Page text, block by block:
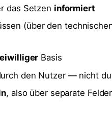
das Setzen informiert
(über den
Basis
den Nutzer — nicht
, also über separate